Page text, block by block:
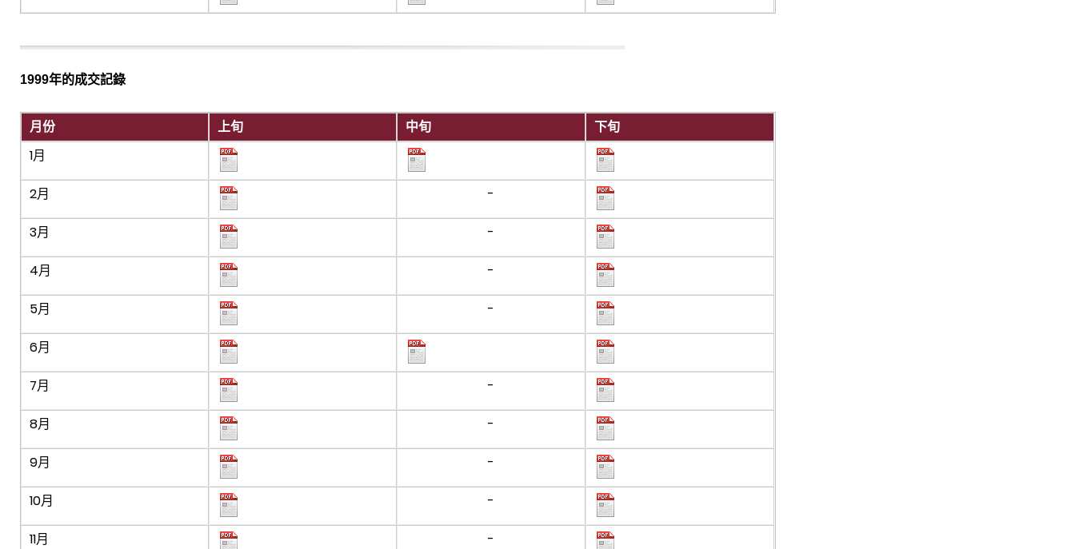
1999年的成交記錄
月份 上旬 中旬
下旬
1月
2月 -
3月 -
4月 -
5月 -
6月
7月 -
8月 -
9月 -
10月 -
11月 -